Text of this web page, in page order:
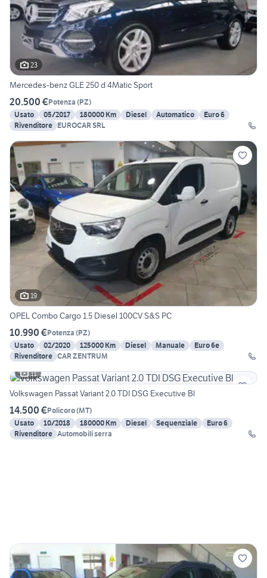
23
Mercedes-benz GLE 250 d 4Matic Sport
20.500 €Potenza (PZ)
Usato
05/2017 180000 Km Diesel Automatico
Euro 6
Rivenditore EUROCAR SRL
19
OPEL Combo Cargo 1.5 Diesel 100CV S&S PC
10.990 €Potenza (PZ)
Usato
02/2020 125000 Km Diesel Manuale
Euro 6e
Rivenditore CAR ZENTRUM
11
Volkswagen Passat Variant 2.0 TDI DSG Executive Bl
14.500 €Policoro(MT)
Usato
10/2018 180000 Km Diesel Sequenziale
Euro 6
Rivenditore Automobili serra